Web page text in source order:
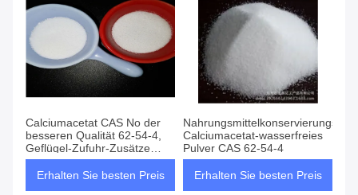
Calciumacetat CAS No der
besseren Qualität 62-54-4,
Geflügel-Zufuhr-Zusätze
C4H6CaO4
Erhalten Sie besten Preis
Calciumacetat-wasserfreies
Pulver CAS 62-54-4
Erhalten Sie besten Preis